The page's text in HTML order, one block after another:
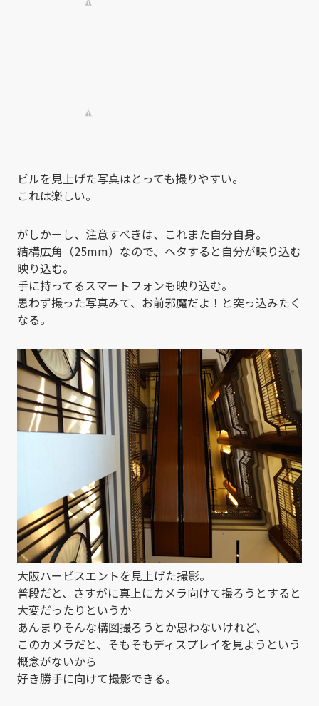
ビルを見上げた写真はとっても撮りやすい。
これは楽しい。
がしかーし、注意すべきは、これまた自分自身。
結構広角（25mm）なので、ヘタすると自分が映り込む
映り込む。
手に持ってるスマートフォンも映り込む。
思わず撮った写真みて、お前邪魔だよ！と突っ込みたく
なる。
大阪ハービスエントを見上げた撮影。
普段だと、さすがに真上にカメラ向けて撮ろうとすると
大変だったりというか
あんまりそんな構図撮ろうとか思わないけれど、
このカメラだと、そもそもディスプレイを見ようという
概念がないから
好き勝手に向けて撮影できる。